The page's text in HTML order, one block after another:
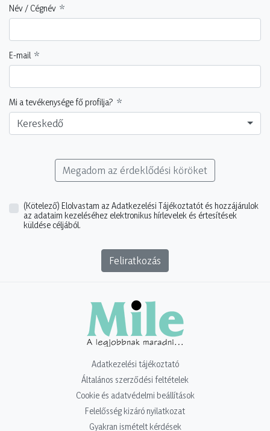
Név / Cégnév
E-mail
Mi a tevékenysége fő profilja?
Kereskedő
Megadom az érdeklődési köröket
(Kötelező) Elolvastam az Adatkezelési Tájékoztatót és hozzájárulok
az adataim kezeléséhez elektronikus hírlevelek és értesítések
küldése céljából.
Feliratkozás
Adatkezelési tájékoztató
Általános szerződési feltételek
Cookie és adatvédelmi beállítások
Felelősség kizáró nyilatkozat
Gyakran ismételt kérdések